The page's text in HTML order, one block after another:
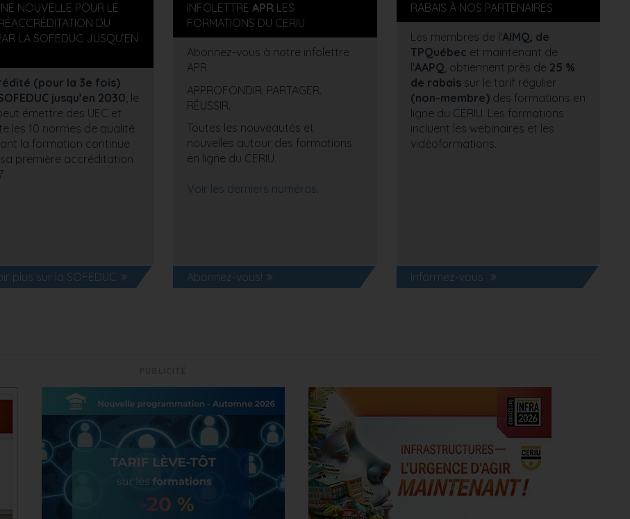
NOUVELLE POUR LE
DU
LA SOFEDUC JUSQU’EN
(pour la 3e fois)
jusqu’en 2030, le
émettre des UEC et
les 10 normes de qualité
la formation continue
première accréditation
plus sur la SOFEDUC
INFOLETTRE APR LES
FORMATIONS DU CERIU
Abonnez-vous à notre infolettre
APR
APPROFONDIR. PARTAGER.
RÉUSSIR.
Toutes les nouveautés et
nouvelles autour des formations
en ligne du CERIU.
Voir les derniers numéros.
Abonnez-vous!
RABAIS À NOS PARTENAIRES
Les membres de l'AIMQ, de
TPQuébec et maintenant de
l'AAPQ, obtiennent près de 25 %
de rabaissur le tarif régulier
(non-membre) des formations en
ligne du CERIU. Les formations
incluent les webinaires et les
vidéoformations.
Informez-vous